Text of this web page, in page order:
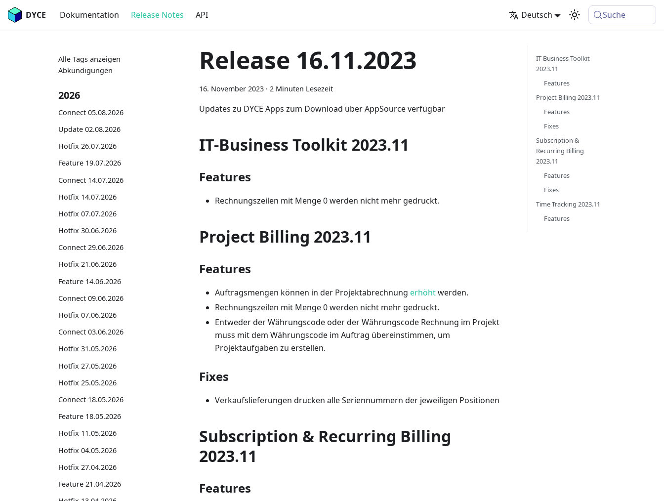
DYCE Dokumentation Release Notes API Deutsch Suche
Alle Tags anzeigen
Abkündigungen
2026
Connect 05.08.2026
Update 02.08.2026
Hotfix 26.07.2026
Feature 19.07.2026
Connect 14.07.2026
Hotfix 14.07.2026
Hotfix 07.07.2026
Hotfix 30.06.2026
Connect 29.06.2026
Hotfix 21.06.2026
Feature 14.06.2026
Connect 09.06.2026
Hotfix 07.06.2026
Connect 03.06.2026
Hotfix 31.05.2026
Hotfix 27.05.2026
Hotfix 25.05.2026
Connect 18.05.2026
Feature 18.05.2026
Hotfix 11.05.2026
Hotfix 04.05.2026
Hotfix 27.04.2026
Feature 21.04.2026
Release 16.11.2023
16. November 2023 · 2 Minuten Lesezeit
Updates zu DYCE Apps zum Download über AppSource verfügbar
IT-Business Toolkit 2023.11
Features
Rechnungszeilen mit Menge 0 werden nicht mehr gedruckt.
Project Billing 2023.11
Features
Auftragsmengen können in der Projektabrechnung erhöhtwerden.
Rechnungszeilen mit Menge 0 werden nicht mehr gedruckt.
Entweder der Währungscode oder der Währungscode Rechnung im Projekt
muss mit dem Währungscode im Auftrag übereinstimmen, um
Projektaufgaben zu erstellen.
Fixes
Verkaufslieferungen drucken alle Seriennummern der jeweiligen Positionen
Subscription & Recurring Billing
2023.11
Features
IT-Business Toolkit
2023.11
Features
Project Billing 2023.11
Features
Fixes
Subscription &
Recurring Billing
2023.11
Features
Fixes
Time Tracking 2023.11
Features